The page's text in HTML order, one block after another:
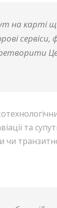
на карті
сервіси,
та